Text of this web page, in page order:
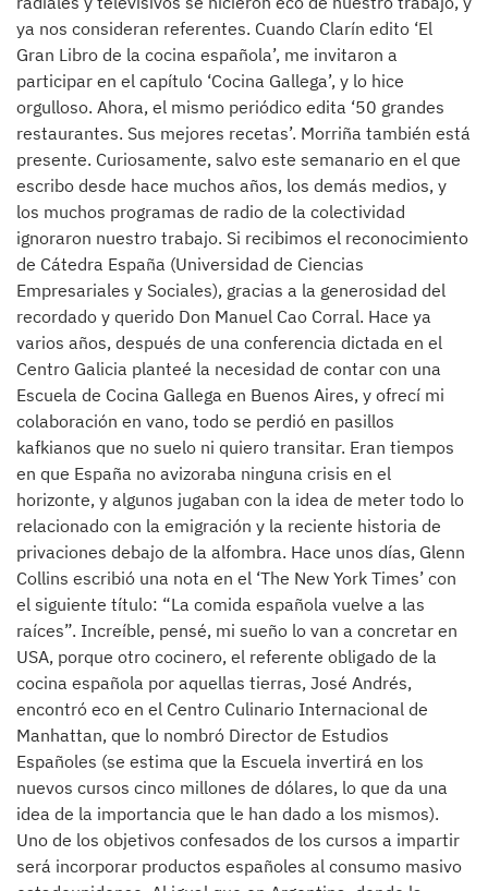
ya nos consideran referentes. Cuando Clarín edito ‘El
Gran Libro de la cocina española’, me invitaron a
participar en el capítulo ‘Cocina Gallega’, y lo hice
orgulloso. Ahora, el mismo periódico edita ‘50 grandes
restaurantes. Sus mejores recetas’. Morriña también está
presente. Curiosamente, salvo este semanario en el que
escribo desde hace muchos años, los demás medios, y
los muchos programas de radio de la colectividad
ignoraron nuestro trabajo. Si recibimos el reconocimiento
de Cátedra España (Universidad de Ciencias
Empresariales y Sociales), gracias a la generosidad del
recordado y querido Don Manuel Cao Corral. Hace ya
varios años, después de una conferencia dictada en el
Centro Galicia planteé la necesidad de contar con una
Escuela de Cocina Gallega en Buenos Aires, y ofrecí mi
colaboración en vano, todo se perdió en pasillos
kafkianos que no suelo ni quiero transitar. Eran tiempos
en que España no avizoraba ninguna crisis en el
horizonte, y algunos jugaban con la idea de meter todo lo
relacionado con la emigración y la reciente historia de
privaciones debajo de la alfombra. Hace unos días, Glenn
Collins escribió una nota en el ‘The New York Times’ con
el siguiente título: “La comida española vuelve a las
raíces”. Increíble, pensé, mi sueño lo van a concretar en
USA, porque otro cocinero, el referente obligado de la
cocina española por aquellas tierras, José Andrés,
encontró eco en el Centro Culinario Internacional de
Manhattan, que lo nombró Director de Estudios
Españoles (se estima que la Escuela invertirá en los
nuevos cursos cinco millones de dólares, lo que da una
idea de la importancia que le han dado a los mismos).
Uno de los objetivos confesados de los cursos a impartir
será incorporar productos españoles al consumo masivo